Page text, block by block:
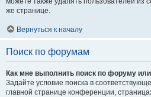
же странице.
Вернуться к началу
Поиск по форумам
Как мне выполнить поиск по форуму
Задайте условие поиска в
главной странице конференции,